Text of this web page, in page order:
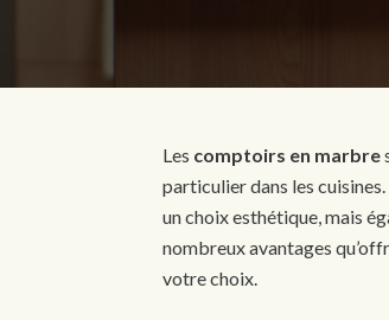
Les comptoirs en marbre
particulier dans les
un choix esthétique, mais
nombreux avantages
votre choix.